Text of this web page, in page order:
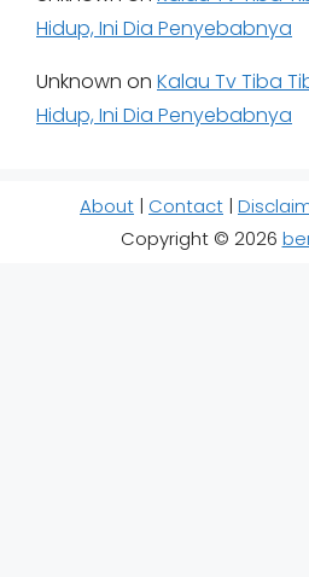
Hidup, Ini Dia Penyebabnya
Unknown on Kalau Tv Tiba
Hidup, Ini Dia Penyebabnya
About | Contact |
Copyright © 2026